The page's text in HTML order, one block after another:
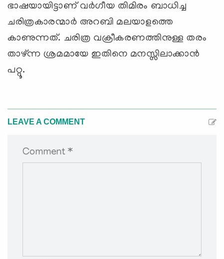
ഭാഷയായിട്ടാണ് വര്‍ഗീയ തിമിരം ബാധിച്ച
ചരിത്രകാരന്മാര്‍ അറബി മലയാളത്തെ
കാണുന്നത്. ചരിത്ര വക്രീകരണത്തിനുള്ള തരം
താഴ്ന്ന ശ്രമമായേ ഇതിനെ മനസ്സിലാക്കാന്‍
പറ്റൂ.
LEAVE A COMMENT
Comment *